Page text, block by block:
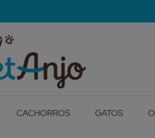
CACHORROS GATOS